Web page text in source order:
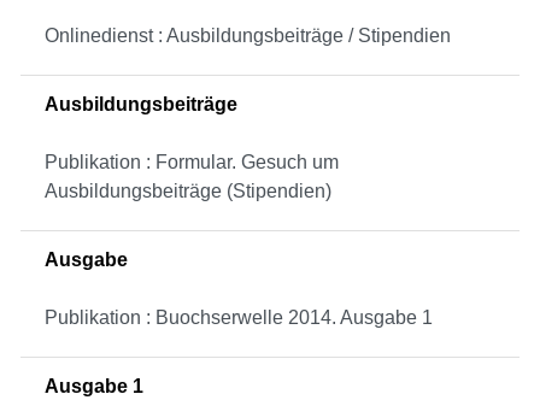
Onlinedienst : Ausbildungsbeiträge / Stipendien
Ausbildungsbeiträge
Publikation : Formular. Gesuch um
Ausbildungsbeiträge (Stipendien)
Ausgabe
Publikation : Buochserwelle 2014. Ausgabe 1
Ausgabe 1